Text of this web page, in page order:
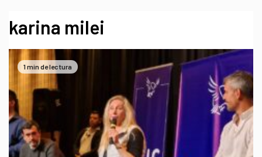
karina milei
1 min de lectura